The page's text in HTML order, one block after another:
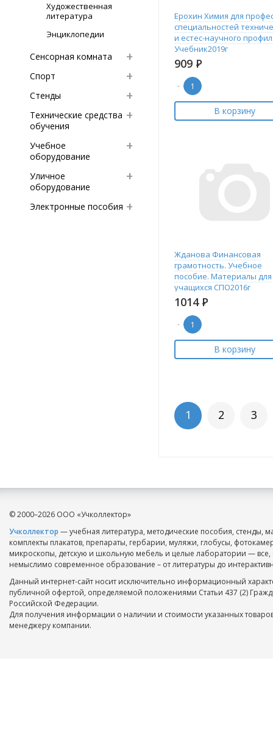
Художественная
литература
Энциклопедии
Сенсорная комната
Спорт
Стенды
Технические средства
обучения
Учебное
оборудование
Уличное
оборудование
Электронные пособия
Ерохин Химия для
специальностей
и естес-научного
Учебник2019г
909 Р
-
В корзину
Жданова Финансовая
грамотность. Учебное
пособие. Материалы для
учащихся СПО2016г
1014 Р
-
В корзину
1 2 3
© 2000–2026 ООО «Учколлектор»
Учколлектор — учебная литература, методические пособия, стенды,
комплекты плакатов, препараты, гербарии, муляжи, глобусы,
микроскопы, детскую и школьную мебель и целые лаборатории — все,
немыслимо современное образование – от литературы до
Данный интернет-сайт носит исключительно информационный
публичной офертой, определяемой положениями Статьи 437 (2)
Российской Федерации.
Для получения информации о наличии и стоимости указанных
менеджеру компании.